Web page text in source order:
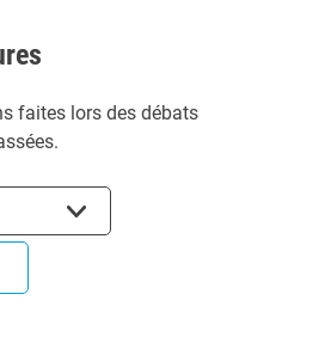
faites lors des débats